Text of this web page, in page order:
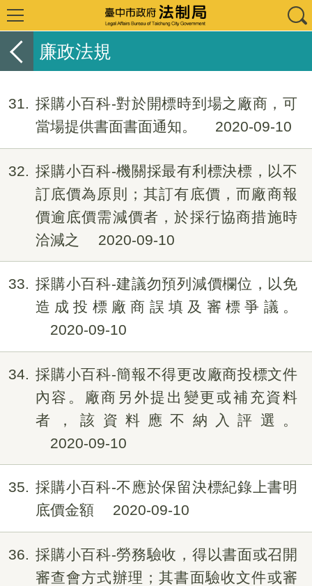
廉政法規
31
採購小百科-對於開標時到場之廠商，可
當場提供書面書面通知。
2020-09-10
32
採購小百科-機關採最有利標決標，以不
訂底價為原則；其訂有底價，而廠商報
價逾底價需減價者，於採行協商措施時
洽減之
2020-09-10
33
採購小百科-建議勿預列減價欄位，以免
造成投標廠商誤填及審標爭議。
2020-09-10
34
採購小百科-簡報不得更改廠商投標文件
內容。廠商另外提出變更或補充資料
者，該資料應不納入評選。
2020-09-10
35
採購小百科-不應於保留決標紀錄上書明
底價金額
2020-09-10
36
採購小百科-勞務驗收，得以書面或召開
審查會方式辦理；其書面驗收文件或審